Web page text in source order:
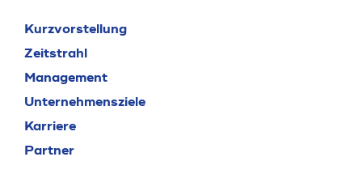
Kurzvorstellung
Zeitstrahl
Management
Unternehmensziele
Karriere
Partner